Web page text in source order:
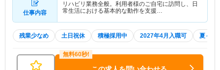
仕事内容
リハビリ業務全般。利用者様のご自宅に訪問し、日
常生活における基本的な動作を支援…
残業少なめ 土日祝休 積極採用中 2027年4月入職可 夏～秋